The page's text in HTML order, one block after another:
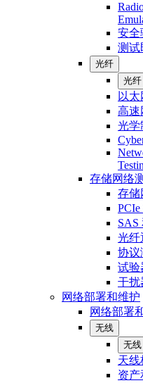
安全
测试
光纤
光纤
以
高速
光学
存储网络
存储
SAS
光纤
协议
试验
干扰
网络部署和维护
网络部署
无线
无线
天线
资产